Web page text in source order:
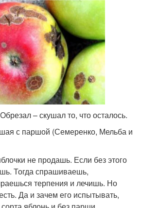
– скушал то, что осталось.
с паршой (Семеренко, Мельба и
не продашь. Если без этого
Тогда спрашиваешь,
терпения и лечишь. Но
Да и зачем его испытывать,